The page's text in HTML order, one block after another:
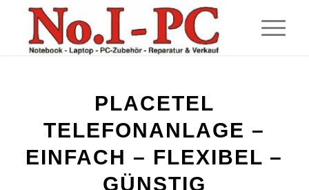
PLACETEL
TELEFONANLAGE –
EINFACH – FLEXIBEL –
GÜNSTIG